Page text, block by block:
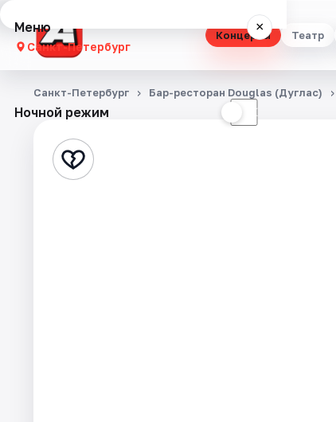
Концерты Театр
Меню ×
Санкт-Петербург
Концерты
Стендап
Ночной режим ☾
Санкт-Петербург Бар-ресторан Douglas (Дуглас)